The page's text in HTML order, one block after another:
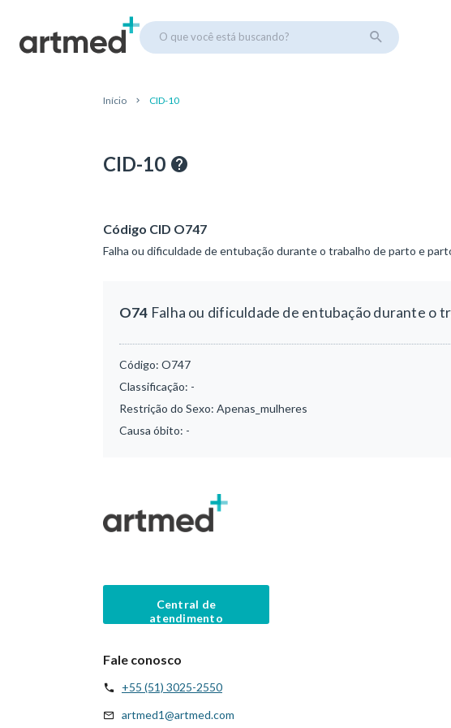
O que você está buscando?
Início CID-10
CID-10
Código CID O747
Falha ou dificuldade de entubação durante o trabalho de parto e
O74 Falha ou dificuldade de entubação durante o
Código: O747
Classificação: -
Restrição do Sexo: Apenas_mulheres
Causa óbito: -
Central de
atendimento
Fale conosco
+55 (51) 3025-2550
artmed1@artmed.com